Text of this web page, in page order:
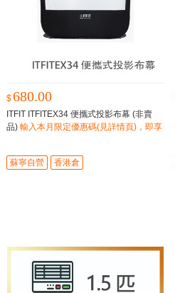
$680.00
ITFIT ITFITEX34 便攜式投影布幕 (非賣
品) 輸入本月限定優惠碼(見詳情頁)，即享
蘇寧自營 香港倉